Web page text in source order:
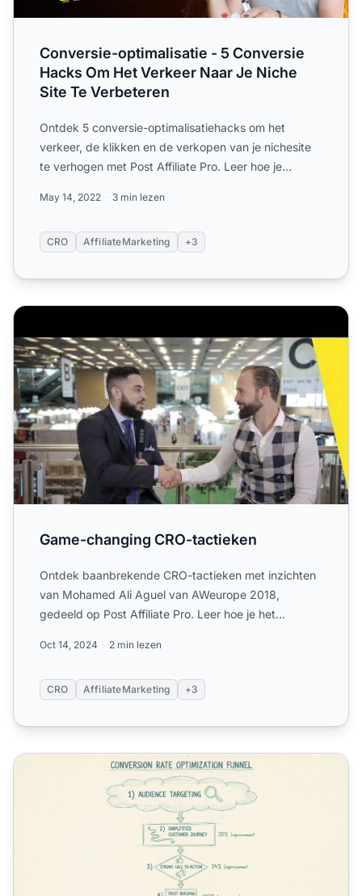
Conversie-optimalisatie - 5 Conversie
Hacks Om Het Verkeer Naar Je Niche
Site Te Verbeteren
Ontdek 5 conversie-optimalisatiehacks om het
verkeer, de klikken en de verkopen van je nichesite
te verhogen met Post Affiliate Pro. Leer hoe je
May 14, 2022 3 min lezen
CRO AffiliateMarketing +3
Game-changing CRO-tactieken
Game-changing CRO-tactieken
Ontdek baanbrekende CRO-tactieken met inzichten
van Mohamed Ali Aguel van AWeurope 2018,
gedeeld op Post Affiliate Pro. Leer hoe je het
Oct 14, 2024 2 min lezen
CRO AffiliateMarketing +3
Hoe kan het conversiepercentage worden verhoogd?